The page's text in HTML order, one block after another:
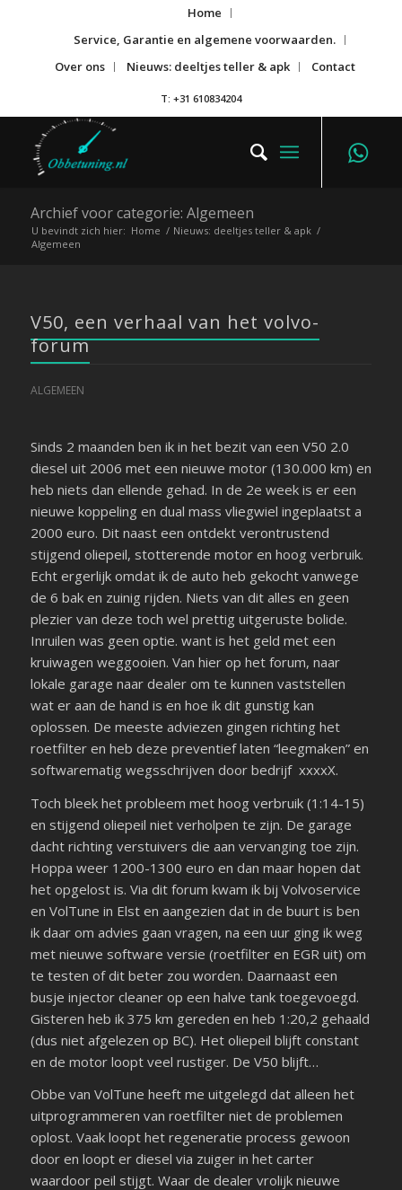
Home
Service, Garantie en algemene voorwaarden.
Over ons
Nieuws: deeltjes teller & apk Contact
T: +31 610834204
Archief voor categorie: Algemeen
U bevindt zich hier: Home / Nieuws: deeltjes teller & apk /
Algemeen
V50, een verhaal van het volvo-
forum
ALGEMEEN
Sinds 2 maanden ben ik in het bezit van een V50 2.0
diesel uit 2006 met een nieuwe motor (130.000 km) en
heb niets dan ellende gehad. In de 2e week is er een
nieuwe koppeling en dual mass vliegwiel ingeplaatst a
2000 euro. Dit naast een ontdekt verontrustend
stijgend oliepeil, stotterende motor en hoog verbruik.
Echt ergerlijk omdat ik de auto heb gekocht vanwege
de 6 bak en zuinig rijden. Niets van dit alles en geen
plezier van deze toch wel prettig uitgeruste bolide.
Inruilen was geen optie. want is het geld met een
kruiwagen weggooien. Van hier op het forum, naar
lokale garage naar dealer om te kunnen vaststellen
wat er aan de hand is en hoe ik dit gunstig kan
oplossen. De meeste adviezen gingen richting het
roetfilter en heb deze preventief laten “leegmaken” en
softwarematig wegsschrijven door bedrijf xxxxX.
Toch bleek het probleem met hoog verbruik (1:14-15)
en stijgend oliepeil niet verholpen te zijn. De garage
dacht richting verstuivers die aan vervanging toe zijn.
Hoppa weer 1200-1300 euro en dan maar hopen dat
het opgelost is. Via dit forum kwam ik bij Volvoservice
en VolTune in Elst en aangezien dat in de buurt is ben
ik daar om advies gaan vragen, na een uur ging ik weg
met nieuwe software versie (roetfilter en EGR uit) om
te testen of dit beter zou worden. Daarnaast een
busje injector cleaner op een halve tank toegevoegd.
Gisteren heb ik 375 km gereden en heb 1:20,2 gehaald
(dus niet afgelezen op BC). Het oliepeil blijft constant
en de motor loopt veel rustiger. De V50 blijft…
Obbe van VolTune heeft me uitgelegd dat alleen het
uitprogrammeren van roetfilter niet de problemen
oplost. Vaak loopt het regeneratie process gewoon
door en loopt er diesel via zuiger in het carter
waardoor peil stijgt. Waar de dealer vrolijk nieuwe